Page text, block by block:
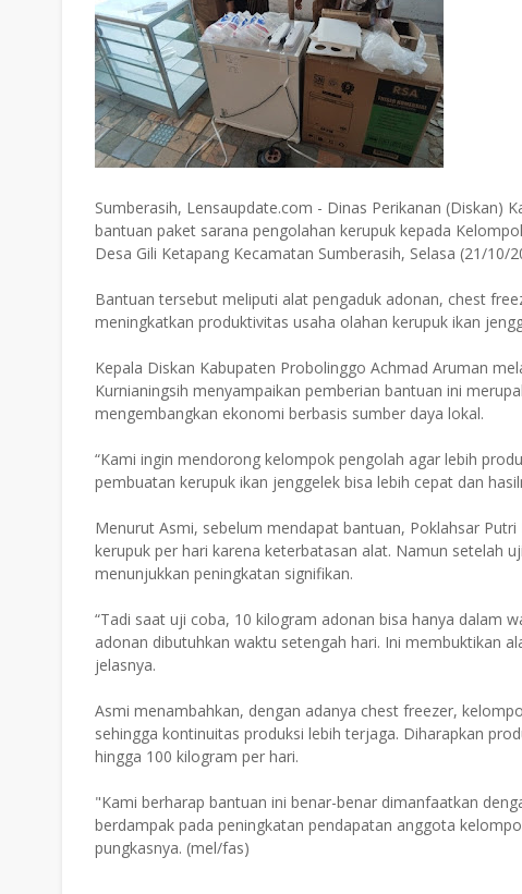
Sumberasih, Lensaupdate.com - Dinas Perikanan (Diskan)
bantuan paket sarana pengolahan kerupuk kepada
Desa Gili Ketapang Kecamatan Sumberasih, Selasa (21/10/
Bantuan tersebut meliputi alat pengaduk adonan, chest
meningkatkan produktivitas usaha olahan kerupuk ikan
Kepala Diskan Kabupaten Probolinggo Achmad Aruman
Kurnianingsih menyampaikan pemberian bantuan ini
mengembangkan ekonomi berbasis sumber daya lokal.
“Kami ingin mendorong kelompok pengolah agar lebih
pembuatan kerupuk ikan jenggelek bisa lebih cepat dan
Menurut Asmi, sebelum mendapat bantuan, Poklahsar
kerupuk per hari karena keterbatasan alat. Namun setelah
menunjukkan peningkatan signifikan.
“Tadi saat uji coba, 10 kilogram adonan bisa hanya dalam
adonan dibutuhkan waktu setengah hari. Ini membuktikan
jelasnya.
Asmi menambahkan, dengan adanya chest freezer,
sehingga kontinuitas produksi lebih terjaga. Diharapkan
hingga 100 kilogram per hari.
"Kami berharap bantuan ini benar-benar dimanfaatkan
berdampak pada peningkatan pendapatan anggota
pungkasnya. (mel/fas)